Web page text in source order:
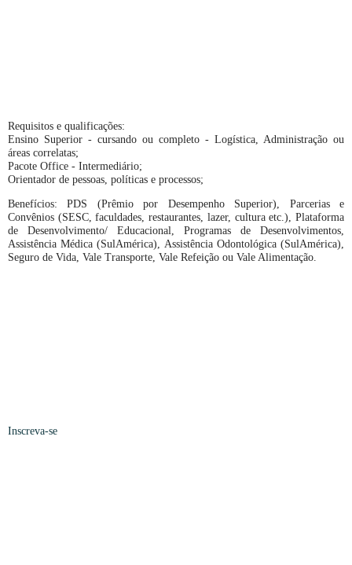
Requisitos e qualificações:
Ensino Superior - cursando ou completo - Logística, Administração ou
áreas correlatas;
Pacote Office - Intermediário;
Orientador de pessoas, políticas e processos;
Benefícios: PDS (Prêmio por Desempenho Superior), Parcerias e
Convênios (SESC, faculdades, restaurantes, lazer, cultura etc.), Plataforma
de Desenvolvimento/ Educacional, Programas de Desenvolvimentos,
Assistência Médica (SulAmérica), Assistência Odontológica (SulAmérica),
Seguro de Vida, Vale Transporte, Vale Refeição ou Vale Alimentação.
Inscreva-se